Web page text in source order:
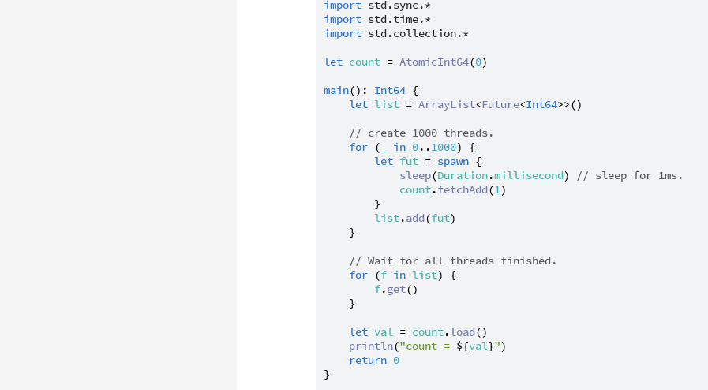
import std.sync.*
import std.time.*
import std.collection.*
let count = AtomicInt64(0)
main(): Int64 {
let list = ArrayList<Future<Int64>>()
// create 1000 threads.
for ( in 0..1000) {
let fut = spawn {
sleep(Duration.millisecond) // sleep for 1ms.
count.fetchAdd(1)
        }
list.add(fut)
    }
// Wait for all threads finished.
for (f in list) {
f.get()
    }
let val = count.load()
println("count = ${val}")
return 0
}